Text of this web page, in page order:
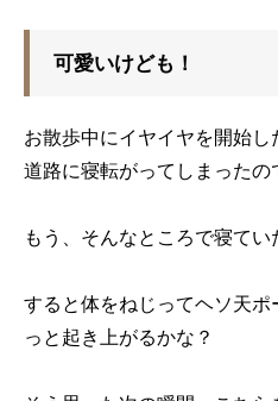
可愛いけども！
お散歩中にイヤイヤを開始
道路に寝転がってしまったの
もう、そんなところで寝てい
すると体をねじってヘソ天
っと起き上がるかな？